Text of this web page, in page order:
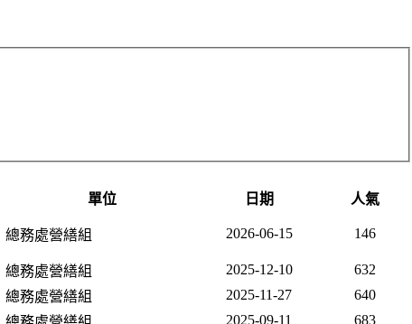
單位 日期
人氣
總務處營繕組 2026-06-15 146
總務處營繕組 2025-12-10
632
總務處營繕組 2025-11-27
640
2025-09-11
683